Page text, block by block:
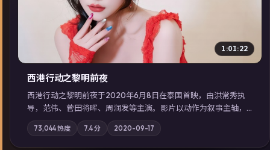
1:01:22
西港行动之黎明前夜
西港行动之黎明前夜于2020年6月8日在泰国首映，由洪常秀执
导，范伟、菅田将晖、周润发等主演。影片以动作为叙事主轴，
亲情与职责必须在倒计时结束前做出抉择；摄影与配乐强化地域
气质；站内亦可通过「国产免费观看高清电视剧在线看」延展检
索同类型高分佳作，畅享高清在线追剧体验。
73,044热度 7.4分 2020-09-17